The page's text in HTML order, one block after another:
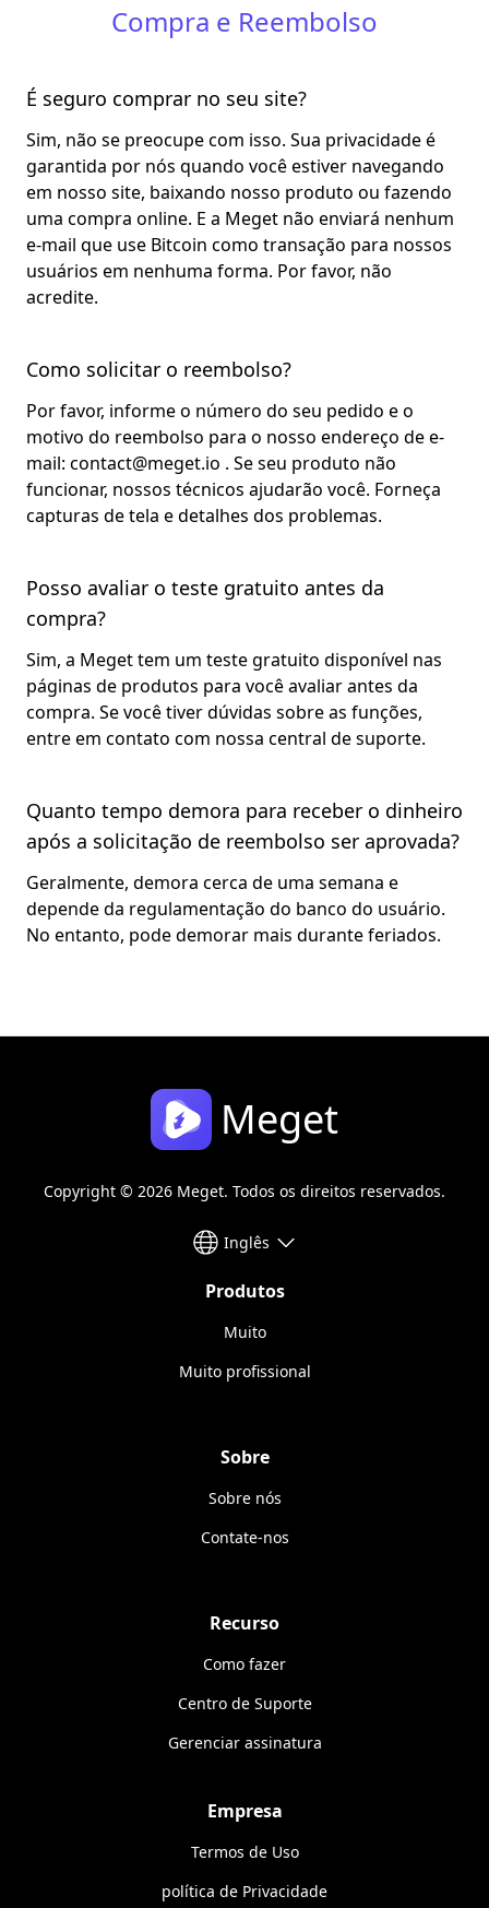
Compra e Reembolso
É seguro comprar no seu site?
Sim, não se preocupe com isso. Sua privacidade é
garantida por nós quando você estiver navegando
em nosso site, baixando nosso produto ou fazendo
uma compra online. E a Meget não enviará nenhum
e-mail que use Bitcoin como transação para nossos
usuários em nenhuma forma. Por favor, não
acredite.
Como solicitar o reembolso?
Por favor, informe o número do seu pedido e o
motivo do reembolso para o nosso endereço de e-
mail: contact@meget.io . Se seu produto não
funcionar, nossos técnicos ajudarão você. Forneça
capturas de tela e detalhes dos problemas.
Posso avaliar o teste gratuito antes da
compra?
Sim, a Meget tem um teste gratuito disponível nas
páginas de produtos para você avaliar antes da
compra. Se você tiver dúvidas sobre as funções,
entre em contato com nossa central de suporte.
Quanto tempo demora para receber o dinheiro
após a solicitação de reembolso ser aprovada?
Geralmente, demora cerca de uma semana e
depende da regulamentação do banco do usuário.
No entanto, pode demorar mais durante feriados.
Meget
Copyright © 2026 Meget. Todos os direitos reservados.
Inglês
Produtos
Muito
Muito profissional
Sobre
Sobre nós
Contate-nos
Recurso
Como fazer
Centro de Suporte
Gerenciar assinatura
Empresa
Termos de Uso
política de Privacidade